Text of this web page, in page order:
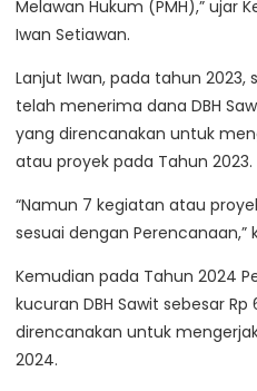
Melawan Hukum (PMH),” ujar
Iwan Setiawan.
Lanjut Iwan, pada tahun 2023,
telah menerima dana DBH
yang direncanakan untuk
atau proyek pada Tahun 2023.
“Namun 7 kegiatan atau
sesuai dengan Perencanaan,”
Kemudian pada Tahun 2024
kucuran DBH Sawit sebesar Rp
direncanakan untuk
2024.